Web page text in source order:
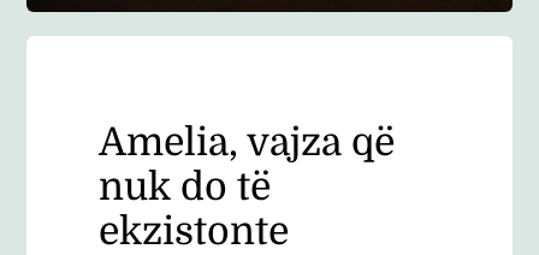
Amelia, vajza që
nuk do të
ekzistonte